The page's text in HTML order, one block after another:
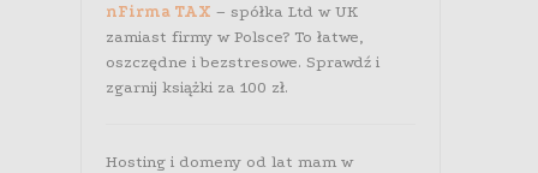
nFirma TAX – spółka Ltd w UK
zamiast firmy w Polsce? To łatwe,
oszczędne i bezstresowe. Sprawdź i
zgarnij książki za 100 zł.
Hosting i domeny od lat mam w